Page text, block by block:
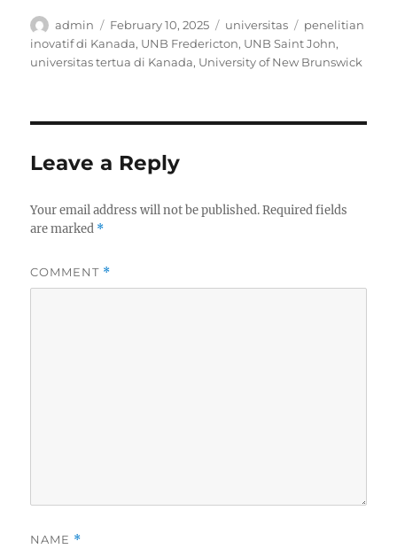
Author
admin
Posted
on
February 10, 2025 Categories
universitas Tags
penelitian
inovatif di Kanada, UNB Fredericton, UNB Saint John,
universitas tertua di Kanada, University of New Brunswick
Leave a Reply
Your email address will not be published. Required fields
are marked *
COMMENT *
NAME *